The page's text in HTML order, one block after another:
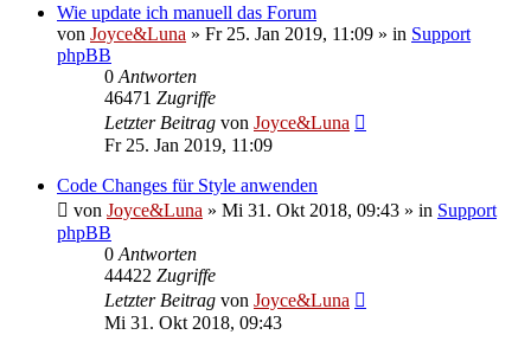
Wie update ich manuell das Forum
von Joyce&Luna » Fr 25. Jan 2019, 11:09 » in Support
phpBB
0 Antworten
46471 Zugriffe
Letzter Beitrag von Joyce&Luna
Fr 25. Jan 2019, 11:09
Code Changes für Style anwenden
von Joyce&Luna » Mi 31. Okt 2018, 09:43 » in Support
phpBB
0 Antworten
44422 Zugriffe
Letzter Beitrag von Joyce&Luna
Mi 31. Okt 2018, 09:43